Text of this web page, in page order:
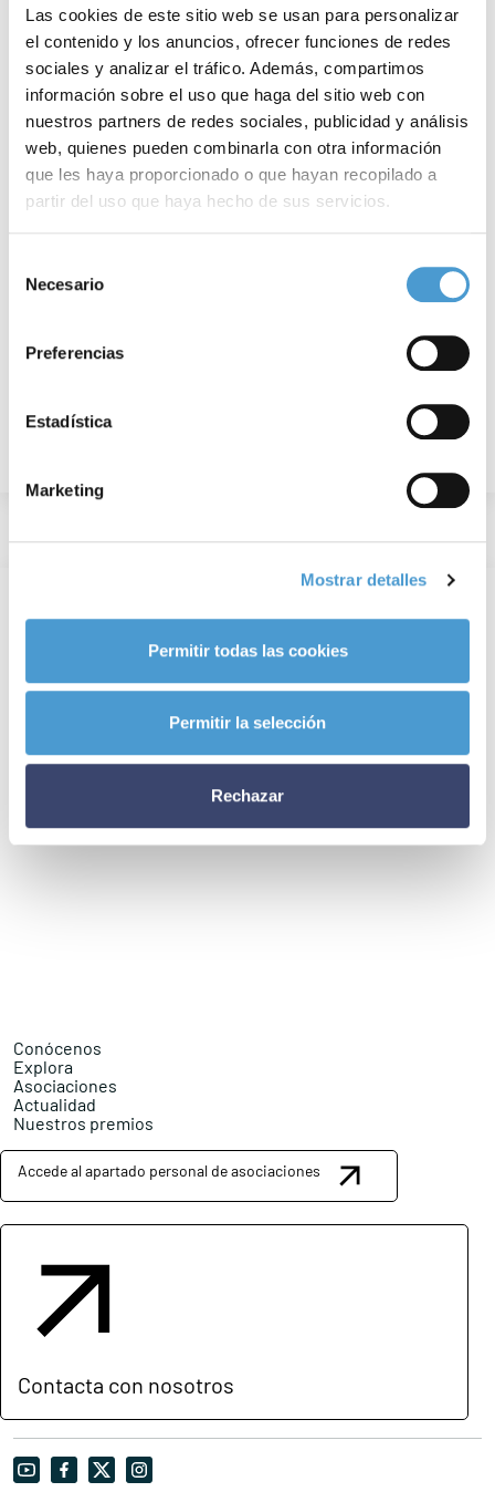
Las cookies de este sitio web se usan para personalizar
el contenido y los anuncios, ofrecer funciones de redes
sociales y analizar el tráfico. Además, compartimos
información sobre el uso que haga del sitio web con
nuestros partners de redes sociales, publicidad y análisis
web, quienes pueden combinarla con otra información
que les haya proporcionado o que hayan recopilado a
partir del uso que haya hecho de sus servicios.
de cookies
Necesario
Preferencias
Estadística
Marketing
Mostrar detalles
Permitir todas las cookies
Permitir la selección
Rechazar
Una nueva investigación confirma la...
DE INTERÉS
Conócenos
Explora
Asociaciones
Actualidad
Nuestros premios
Accede al apartado personal de asociaciones
Contacta con nosotros